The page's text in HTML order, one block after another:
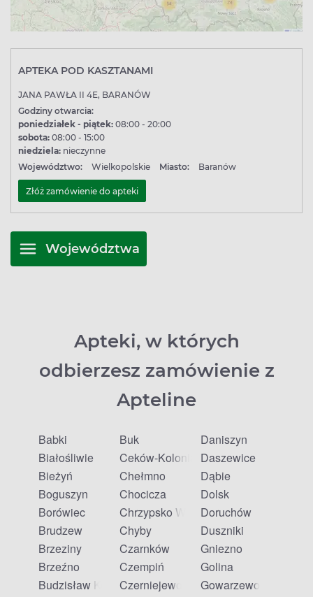
APTEKA POD KASZTANAMI
JANA PAWŁA II 4E, BARANÓW
Godziny otwarcia:
poniedziałek - piątek: 08:00 - 20:00
sobota: 08:00 - 15:00
niedziela: nieczynne
Województwo:
Wielkopolskie Miasto: Baranów
Złóż zamówienie do apteki
Województwa
Apteki, w których
odbierzesz zamówienie z
Apteline
Babki
Białośliwie
Bieżyń
Boguszyn
Borówiec
Brudzew
Brzeziny
Brzeźno
Budzisław Kościelny
Buk
Ceków-Kolonia
Chełmno
Chocicza
Chrzypsko Wielkie
Chyby
Czarnków
Czempiń
Czerniejewo
Daniszyn
Daszewice
Dąbie
Dolsk
Doruchów
Duszniki
Gniezno
Golina
Gowarzewo